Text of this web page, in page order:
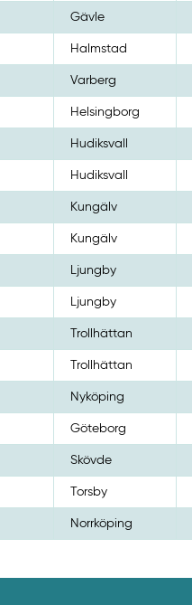
Gävle
Halmstad
Varberg
Helsingborg
Hudiksvall
Hudiksvall
Kungälv
Kungälv
Ljungby
Ljungby
Trollhättan
Trollhättan
Nyköping
Göteborg
Skövde
Torsby
Norrköping